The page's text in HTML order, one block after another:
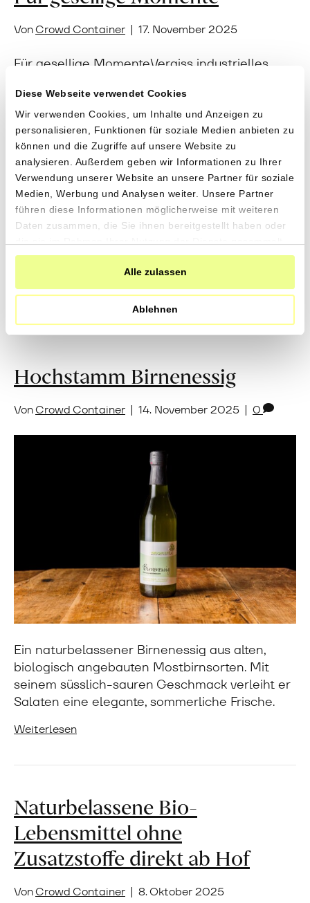
Diese Webseite verwendet Cookies
Wir verwenden Cookies, um Inhalte und Anzeigen zu
personalisieren, Funktionen für soziale Medien anbieten zu
können und die Zugriffe auf unsere Website zu
analysieren. Außerdem geben wir Informationen zu Ihrer
Verwendung unserer Website an unsere Partner für soziale
Medien, Werbung und Analysen weiter. Unsere Partner
führen diese Informationen möglicherweise mit weiteren
Daten zusammen, die Sie ihnen bereitgestellt haben oder
haben.
Alle zulassen
Ablehnen
VonCrowd Container | 17. November 2025
Für gesellige MomenteVergiss industrielles
Weizen, die Kraft sonnengereifter Oliven und
die Reinheit unserer Bio-Weine. Für einen
Feierabend voller Energie und ohne
Kompromisse. «Manzanilla» Oliven mit
Bergkräuternvon Tierra y Libertad aus
Fuenteheridos,
Andalusien280gCHF 6.90CHF 2.46 pro 100gIn
den Warenkorb«Manzanilla» Oliven naturevon
Tierra y Libertad aus Fuenteheridos,
Andalusien280gCHF 6.90CHF 2.46 pro 100gIn
den WarenkorbOlivenöl «Arbequina» Extra…
Weiterlesen
Hochstamm Birnenessig
VonCrowd Container | 14. November 2025 | 0
Ein naturbelassener Birnenessig aus alten,
biologisch angebauten Mostbirnsorten. Mit
seinem süsslich-sauren Geschmack verleiht er
Salaten eine elegante, sommerliche Frische.
Weiterlesen
Naturbelassene Bio-
Lebensmittel ohne
Zusatzstoffe direkt ab Hof
VonCrowd Container | 8. Oktober 2025